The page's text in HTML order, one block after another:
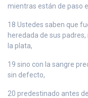
mientras están de paso
18 Ustedes saben que
heredada de sus
la plata,
19 sino con la sangre
sin defecto,
20 predestinado antes